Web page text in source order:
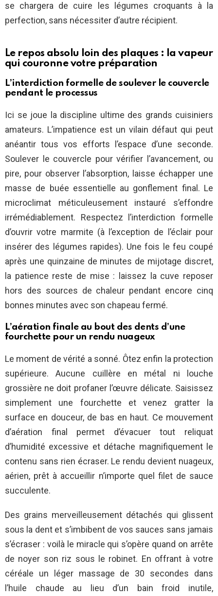
se chargera de cuire les légumes croquants à la
perfection, sans nécessiter d’autre récipient.
Le repos absolu loin des plaques : la vapeur
qui couronne votre préparation
L’interdiction formelle de soulever le couvercle
pendant le processus
Ici se joue la discipline ultime des grands cuisiniers
amateurs. L’impatience est un vilain défaut qui peut
anéantir tous vos efforts l’espace d’une seconde.
Soulever le couvercle pour vérifier l’avancement, ou
pire, pour observer l’absorption, laisse échapper une
masse de buée essentielle au gonflement final. Le
microclimat méticuleusement instauré s’effondre
irrémédiablement. Respectez l’interdiction formelle
d’ouvrir votre marmite (à l’exception de l’éclair pour
insérer des légumes rapides). Une fois le feu coupé
après une quinzaine de minutes de mijotage discret,
la patience reste de mise : laissez la cuve reposer
hors des sources de chaleur pendant encore cinq
bonnes minutes avec son chapeau fermé.
L’aération finale au bout des dents d’une
fourchette pour un rendu nuageux
Le moment de vérité a sonné. Ôtez enfin la protection
supérieure. Aucune cuillère en métal ni louche
grossière ne doit profaner l’œuvre délicate. Saisissez
simplement une fourchette et venez gratter la
surface en douceur, de bas en haut. Ce mouvement
d’aération final permet d’évacuer tout reliquat
d’humidité excessive et détache magnifiquement le
contenu sans rien écraser. Le rendu devient nuageux,
aérien, prêt à accueillir n’importe quel filet de sauce
succulente.
Des grains merveilleusement détachés qui glissent
sous la dent et s’imbibent de vos sauces sans jamais
s’écraser : voilà le miracle qui s’opère quand on arrête
de noyer son riz sous le robinet. En offrant à votre
céréale un léger massage de 30 secondes dans
l’huile chaude au lieu d’un bain froid inutile,